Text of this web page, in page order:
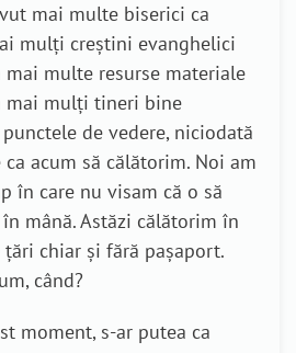
mai multe biserici ca
mulți creștini evanghelici
mai multe resurse materiale
mai mulți tineri bine
de vedere, niciodată
acum să călătorim. Noi am
în care nu visam că o să
mână. Astăzi călătorim în
chiar și fără pașaport.
când?
moment, s-ar putea ca